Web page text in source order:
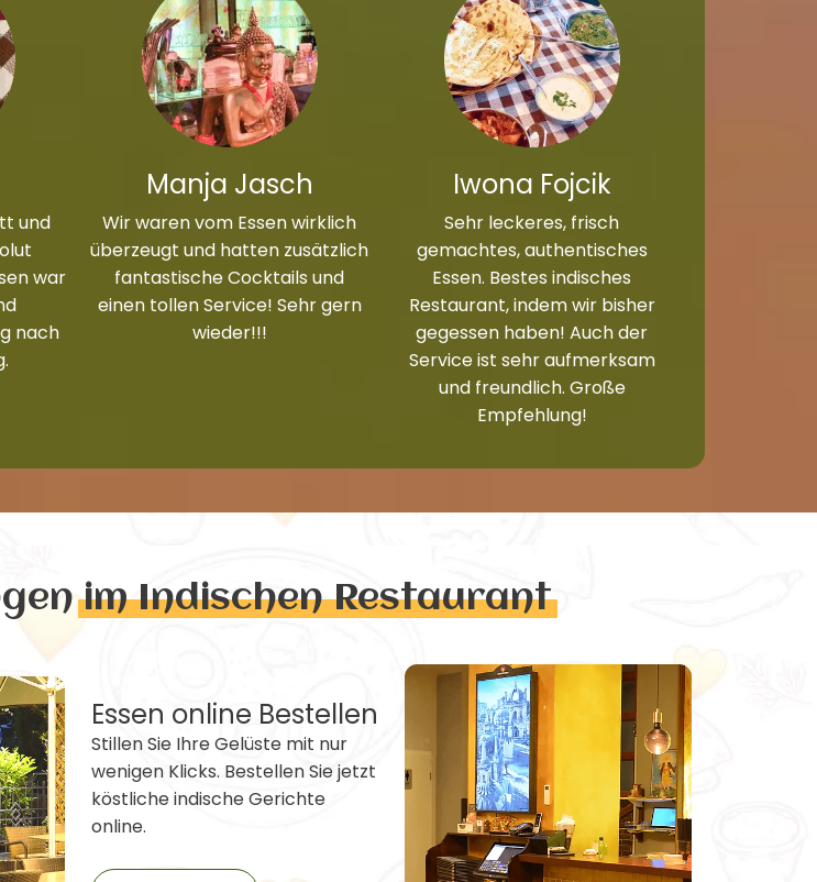
und
war
nach
Manja Jasch
Wir waren vom Essen wirklich
überzeugt und hatten zusätzlich
fantastische Cocktails und
einen tollen Service! Sehr gern
wieder!!!
Iwona Fojcik
Sehr leckeres, frisch
gemachtes, authentisches
Essen. Bestes indisches
Restaurant, indem wir bisher
gegessen haben! Auch der
Service ist sehr aufmerksam
und freundlich. Große
Empfehlung!
im Indischen Restaurant
Essen online Bestellen
Stillen Sie Ihre Gelüste mit nur
wenigen Klicks. Bestellen Sie jetzt
köstliche indische Gerichte
online.